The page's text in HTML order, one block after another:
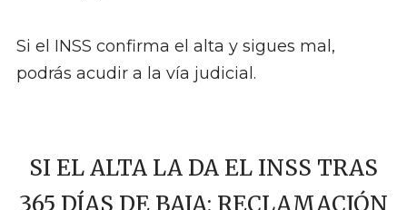
Si el INSS confirma el alta y sigues mal,
podrás acudir a la vía judicial.
SI EL ALTA LA DA EL INSS TRAS
365 DÍAS DE BAJA: RECLAMACIÓN